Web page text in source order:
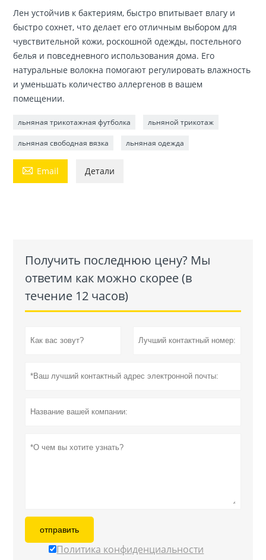
Лен устойчив к бактериям, быстро впитывает влагу и
быстро сохнет, что делает его отличным выбором для
чувствительной кожи, роскошной одежды, постельного
белья и повседневного использования дома. Его
натуральные волокна помогают регулировать влажность
и уменьшать количество аллергенов в вашем
помещении.
льняная трикотажная футболка льняной трикотаж
льняная свободная вязка льняная одежда
 Email Детали
Получить последнюю цену? Мы
ответим как можно скорее (в
течение 12 часов)
отправить
Политика конфиденциальности